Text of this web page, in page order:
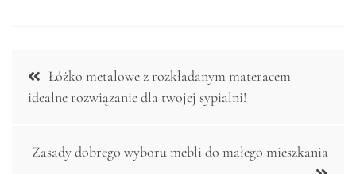
Nawigacja
wpisu
Łóżko metalowe z rozkładanym materacem –
idealne rozwiązanie dla twojej sypialni!
Zasady dobrego wyboru mebli do małego mieszkania